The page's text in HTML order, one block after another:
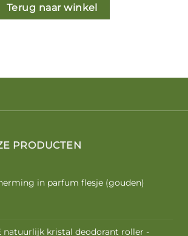
Terug naar winkel
PRODUCTEN
in parfum flesje (gouden)
natuurlijk kristal deodorant roller -